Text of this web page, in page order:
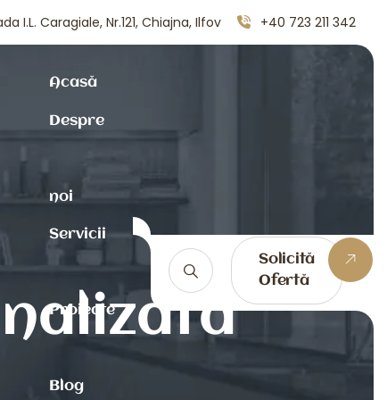
I.L. Caragiale, Nr.121, Chiajna, Ilfov +40 723 211 342
Acasă
Despre
noi
Servicii
Proiecte
Blog
Solicită
Ofertă